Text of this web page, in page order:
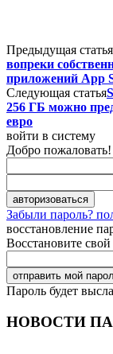
Предыдущая статья
вопреки
приложений App
Следующая статья
256 ГБ можно
евро
войти в систему
Добро
Забыли пароль?
восстановление
Восстановите
Пароль будет
НОВОСТИ